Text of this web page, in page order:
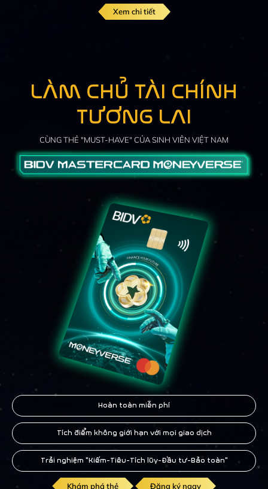
Xem chi tiết
LÀM CHỦ TÀI CHÍNH
TƯƠNG LAI
CÙNG THẺ "MUST-HAVE" CỦA SINH VIÊN VIỆT NAM
Hoàn toàn miễn phí
Tích điểm không giới hạn với mọi giao dịch
Trải nghiệm "Kiếm-Tiêu-Tích lũy-Đầu tư-Bảo toàn"
Khám phá thẻ Đăng ký ngay